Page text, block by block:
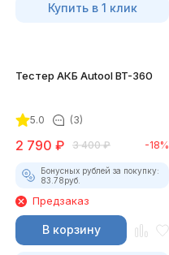
Купить в 1 клик
Тестер АКБ Autool BT-360
5.0 (3)
2 790 ₽ 3 400 ₽ -18%
Бонусных рублей за покупку:
83.78руб.
Предзаказ
В корзину